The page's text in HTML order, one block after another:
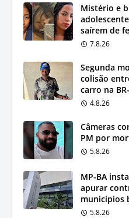
Mistério e
saírem de
7.8.26
Segunda
colisão
carro na
4.8.26
Câmeras
PM por
5.8.26
MP-BA
apurar
municípios
5.8.26